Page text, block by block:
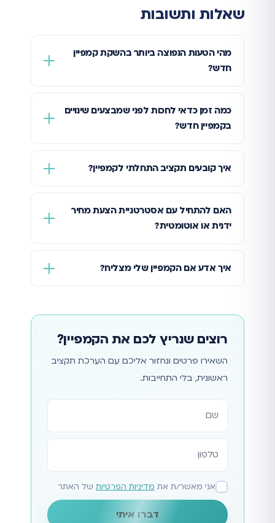
שאלות ותשובות
מהי הטעות הנפוצה ביותר בהשקת קמפיין
חדש?
כמה זמן כדאי לחכות לפני שמבצעים שינויים
בקמפיין חדש?
איך קובעים תקציב התחלתי לקמפיין?
האם להתחיל עם אסטרטגיית הצעת מחיר
ידנית או אוטומטית?
איך אדע אם הקמפיין שלי מצליח?
רוצים שנריץ לכם את הקמפיין?
השאירו פרטים ונחזור אליכם עם הערכת תקציב
ראשונית, בלי התחייבות.
אתר
אני מאשר/ת את מדיניות הפרטיות של האתר
דברו איתי